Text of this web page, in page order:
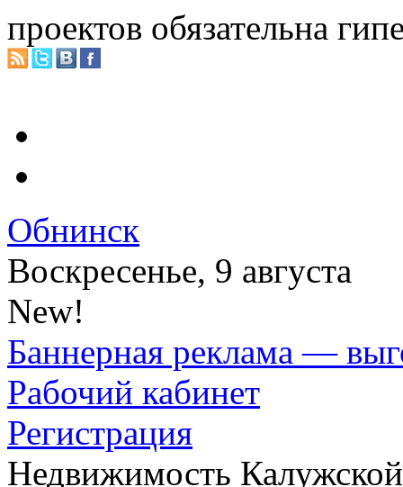
проектов обязательна
Обнинск
Воскресенье, 9 августа
New!
Баннерная реклама —
Рабочий кабинет
Регистрация
Недвижимость